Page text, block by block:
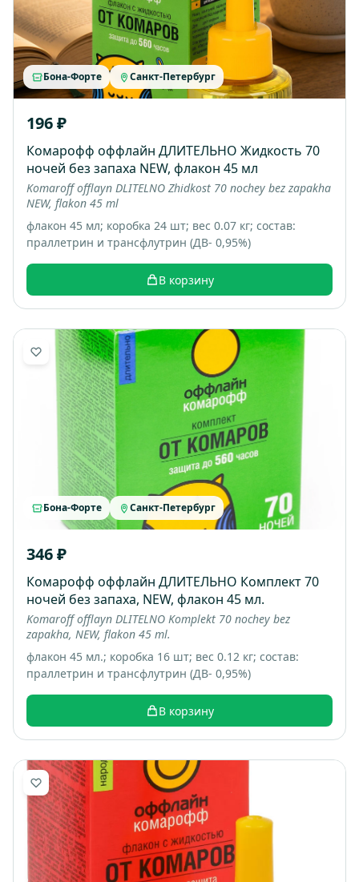
Бона-Форте Санкт-Петербург
196 ₽
Комарофф оффлайн ДЛИТЕЛЬНО Жидкость 70
ночей без запаха NEW, флакон 45 мл
Komaroff offlayn DLITELNO Zhidkost 70 nochey bez zapakha
NEW, flakon 45 ml
флакон 45 мл; коробка 24 шт; вес 0.07 кг; состав:
праллетрин и трансфлутрин (ДВ- 0,95%)
В корзину
Бона-Форте Санкт-Петербург
346 ₽
Комарофф оффлайн ДЛИТЕЛЬНО Комплект 70
ночей без запаха, NEW, флакон 45 мл.
Komaroff offlayn DLITELNO Komplekt 70 nochey bez
zapakha, NEW, flakon 45 ml.
флакон 45 мл.; коробка 16 шт; вес 0.12 кг; состав:
праллетрин и трансфлутрин (ДВ- 0,95%)
В корзину